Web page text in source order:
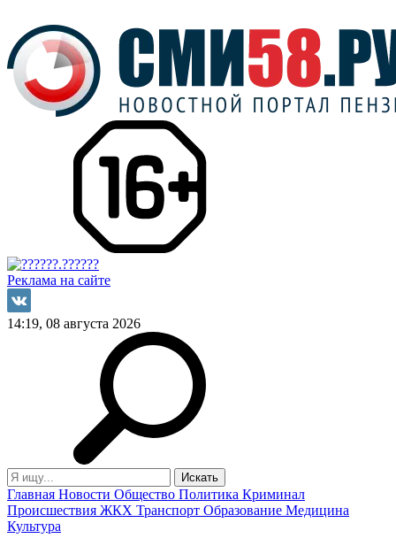
Реклама на сайте
14:19, 08 августа 2026
Главная Новости Общество Политика Криминал
Происшествия ЖКХ Транспорт Образование Медицина
Культура